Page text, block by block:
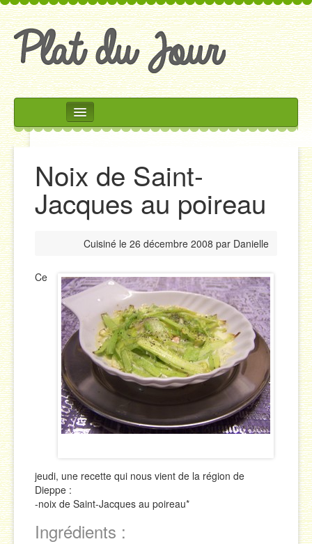
Rechercher
Accueil
Accompagnements
Desserts
Plats
Salades
Sauces
Soupes & Potages
Trucs & Astuces
Noix de Saint-
Jacques au poireau
Cuisiné le 26 décembre 2008 par Danielle
Ce
jeudi, une recette qui nous vient de la région de
Dieppe :
-noix de Saint-Jacques au poireau*
Ingrédients :